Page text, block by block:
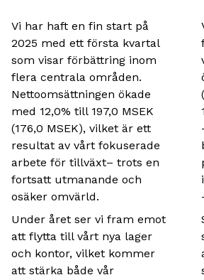
Vi har haft en fin start på
2025 med ett första kvartal
som visar förbättring inom
flera centrala områden.
Nettoomsättningen ökade
med 12,0% till 197,0 MSEK
(176,0 MSEK), vilket är ett
resultat av vårt fokuserade
arbete för tillväxt– trots en
fortsatt utmanande och
osäker omvärld.
Under året ser vi fram emot
att flytta till vårt nya lager
och kontor, vilket kommer
att stärka både vår